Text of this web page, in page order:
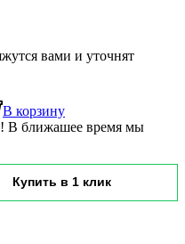
вами и уточнят
В корзину
В ближашее время мы